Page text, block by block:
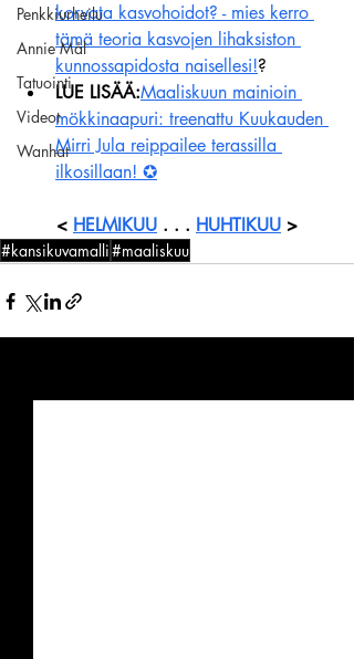
Penkkiurheilu
Annie Mål
Tatuointi
Videot
Wanhat
korvata kasvohoidot? - mies kerro
tämä teoria kasvojen lihaksiston
kunnossapidosta naisellesi!?
LUE LISÄÄ:Maaliskuun mainioin
mökkinaapuri: treenattu Kuukauden
Mirri Jula reippailee terassilla
ilkosillaan! ✪
< HELMIKUU . . . HUHTIKUU >
#kansikuvamalli#maaliskuu